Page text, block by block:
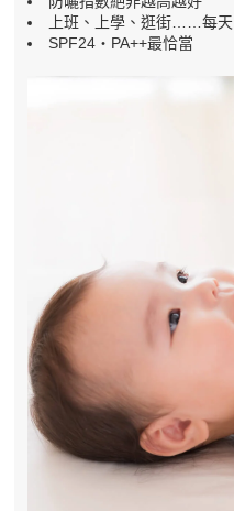
上班、上學、逛街……每
SPF24・PA++最恰當